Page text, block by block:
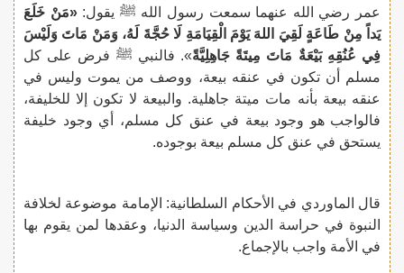
عمر رضي الله عنهما سمعت رسول الله ﷺ يقول:«مَنْ خَلَعَ
يَداً مِنْ طَاعَةٍ لَقِيَ اللهَ يَوْمَ الْقِيَامَةِ لَا حُجَّةَ لَهُ، وَمَنْ مَاتَ وَلَيْسَ
فِي عُنُقِهِ بَيْعَةٌ مَاتَ مِيتَةً جَاهِلِيَّةً». فالنبي ﷺ فرض على كل
مسلم أن تكون في عنقه بيعة، ووصف من يموت وليس في
عنقه بيعة بأنه مات ميتة جاهلية. والبيعة لا تكون إلا للخليفة،
فالواجب هو وجود بيعة في عنق كل مسلم، أي وجود خليفة
يستحق في عنق كل مسلم بيعة بوجوده.
قال الماوردي في الأحكام السلطانية: الإمامة موضوعة لخلافة
النبوة في حراسة الدين وسياسة الدنيا، وعقدها لمن يقوم بها
في الأمة واجب بالإجماع.